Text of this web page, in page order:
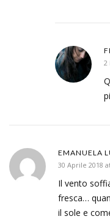
2
EMANUELA
30 Aprile 2018
Il vento
fresca…
il sole e